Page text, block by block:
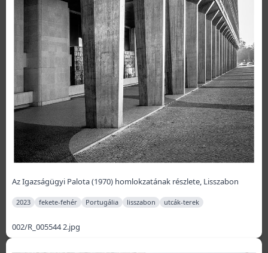
Az Igazságügyi Palota (1970) homlokzatának részlete, Lisszabon
2023 fekete-fehér Portugália lisszabon utcák-terek
002/R_005544 2.jpg